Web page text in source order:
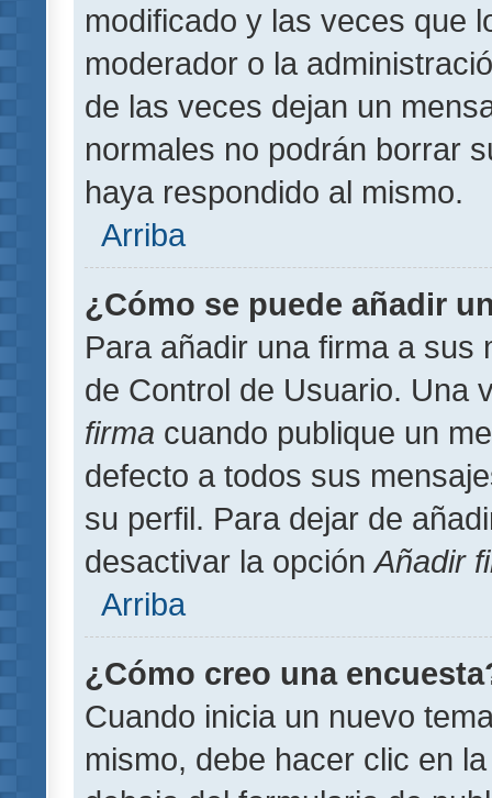
modificado y las veces que
moderador o la
de las veces dejan un
normales no podrán borrar
haya respondido al mismo.
Arriba
¿Cómo se puede añadir
Para añadir una firma a sus
de Control de Usuario. Una
firma cuando publique un
defecto a todos sus
su perfil. Para dejar de
desactivar la opción Añadir
Arriba
¿Cómo creo una
Cuando inicia un nuevo
mismo, debe hacer clic en